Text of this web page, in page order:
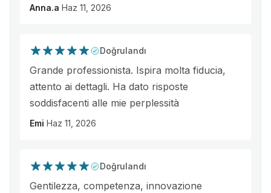
Anna.a Haz 11, 2026
Doğrulandı
Grande professionista. Ispira molta fiducia,
attento ai dettagli. Ha dato risposte
soddisfacenti alle mie perplessità
Emi Haz 11, 2026
Doğrulandı
Gentilezza, competenza, innovazione